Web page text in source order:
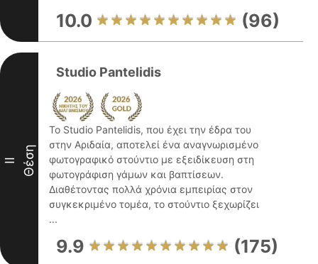
10.0 (96)
II Θέση
Studio Pantelidis
Το Studio Pantelidis, που έχει την έδρα του
στην Αριδαία, αποτελεί ένα αναγνωρισμένο
φωτογραφικό στούντιο με εξειδίκευση στη
φωτογράφιση γάμων και βαπτίσεων.
Διαθέτοντας πολλά χρόνια εμπειρίας στον
συγκεκριμένο τομέα, το στούντιο ξεχωρίζει
...
9.9 (175)